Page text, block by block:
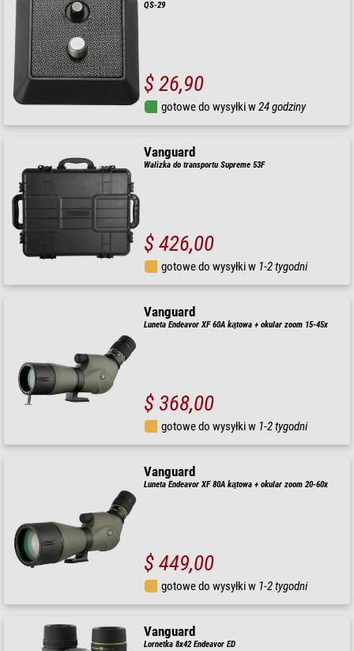
QS-29
$ 26,90
gotowe do wysyłki w24 godziny
Vanguard
Walizka do transportu Supreme 53F
$ 426,00
gotowe do wysyłki w 1-2 tygodni
Vanguard
Luneta Endeavor XF 60A kątowa + okular zoom 15-45x
$ 368,00
gotowe do wysyłki w 1-2 tygodni
Vanguard
Luneta Endeavor XF 80A kątowa + okular zoom 20-60x
$ 449,00
gotowe do wysyłki w 1-2 tygodni
Vanguard
Lornetka 8x42 Endeavor ED